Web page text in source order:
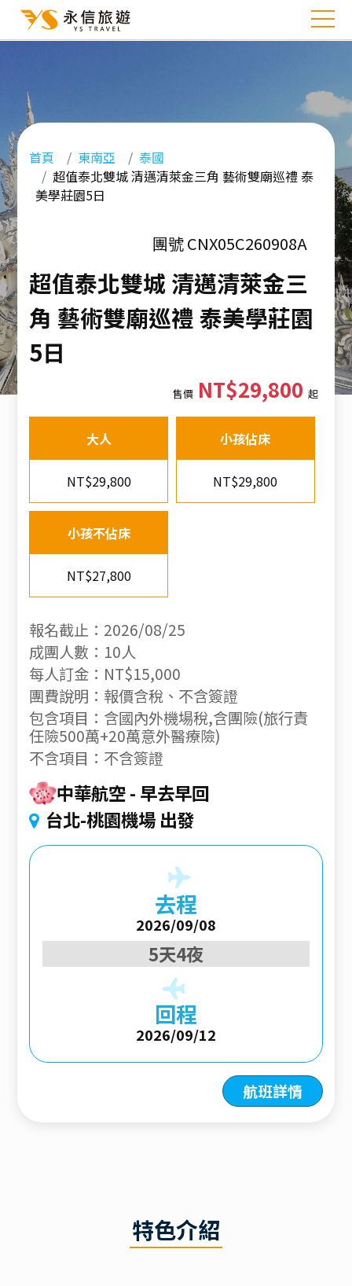
首頁 東南亞
泰國
超值泰北雙城 清邁清萊金三角 藝術雙廟巡禮 泰
美學莊園5日
團號 CNX05C260908A
超值泰北雙城 清邁清萊金三
角 藝術雙廟巡禮 泰美學莊園
5日
售價NT$29,800 起
大人
NT$29,800
小孩佔床
NT$29,800
小孩不佔床
NT$27,800
報名截止：2026/08/25
成團人數：10人
每人訂金：NT$15,000
團費說明：報價含稅、不含簽證
包含項目：含國內外機場稅,含團險(旅行責
任險500萬+20萬意外醫療險)
不含項目：不含簽證
中華航空 早去早回
台北-桃園機場 出發
去程
2026/09/08
5天4夜
回程
2026/09/12
航班詳情
特色介紹